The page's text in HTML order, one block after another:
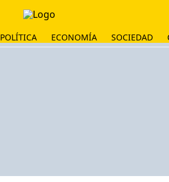
POLÍTICA ECONOMÍA SOCIEDAD